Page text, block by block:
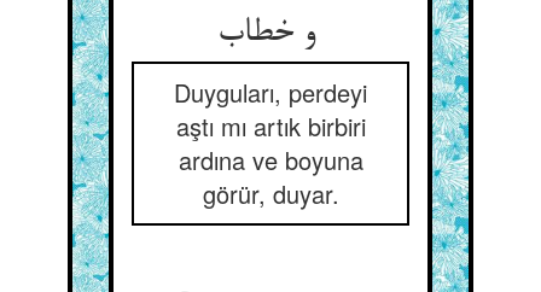
و خطاب
Duyguları, perdeyi
aştı mı artık birbiri
ardına ve boyuna
görür, duyar.